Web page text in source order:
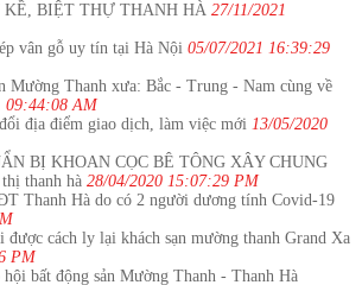
KỀ, BIỆT THỰ THANH HÀ 27/11/2021
vân gỗ uy tín tại Hà Nội 05/07/2021 16:39:29
Mường Thanh xưa: Bắc - Trung - Nam cùng về
09:44:08 AM
địa điểm giao dịch, làm việc mới 13/05/2020
BỊ KHOAN CỌC BÊ TÔNG XÂY CHUNG
thanh hà 28/04/2020 15:07:29 PM
Thanh Hà do có 2 người dương tính Covid-19
được cách ly lại khách sạn mường thanh Grand Xa
PM
bất động sản Mường Thanh - Thanh Hà